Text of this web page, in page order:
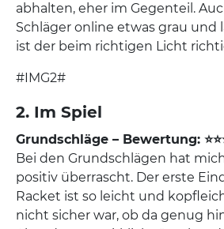
abhalten, eher im Gegenteil.
Schläger online etwas grau und
ist der beim richtigen Licht
#IMG2#
2. Im Spiel
Grundschläge – Bewertung:
Bei den Grundschlägen hat
positiv überrascht. Der erste
Racket ist so leicht und
nicht sicher war, ob da genug